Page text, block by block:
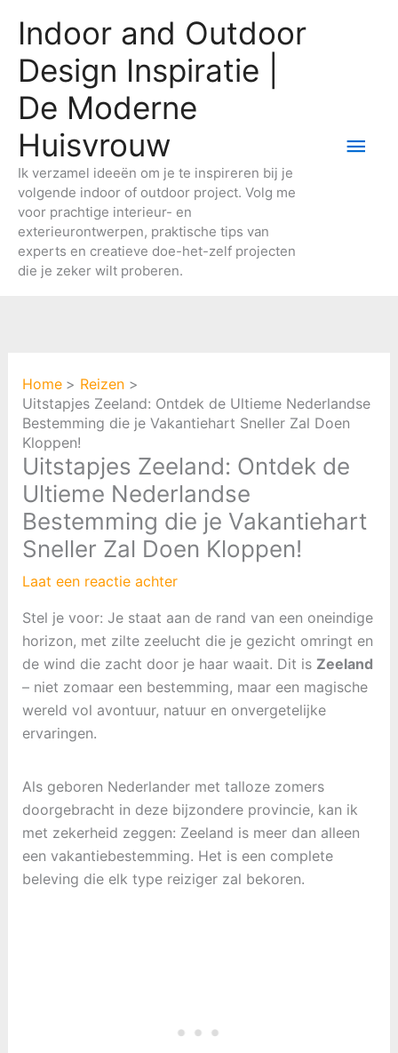
inhoud
Indoor and Outdoor
Design Inspiratie |
De Moderne
Huisvrouw
Ik verzamel ideeën om je te inspireren bij je
volgende indoor of outdoor project. Volg me
voor prachtige interieur- en
exterieurontwerpen, praktische tips van
experts en creatieve doe-het-zelf projecten
die je zeker wilt proberen.
Home
Reizen
Uitstapjes Zeeland: Ontdek de Ultieme Nederlandse
Bestemming die je Vakantiehart Sneller Zal Doen
Kloppen!
Uitstapjes Zeeland: Ontdek de
Ultieme Nederlandse
Bestemming die je Vakantiehart
Sneller Zal Doen Kloppen!
Laat een reactie achter
Stel je voor: Je staat aan de rand van een oneindige
horizon, met zilte zeelucht die je gezicht omringt en
de wind die zacht door je haar waait. Dit is Zeeland
– niet zomaar een bestemming, maar een magische
wereld vol avontuur, natuur en onvergetelijke
ervaringen.
Als geboren Nederlander met talloze zomers
doorgebracht in deze bijzondere provincie, kan ik
met zekerheid zeggen: Zeeland is meer dan alleen
een vakantiebestemming. Het is een complete
beleving die elk type reiziger zal bekoren.